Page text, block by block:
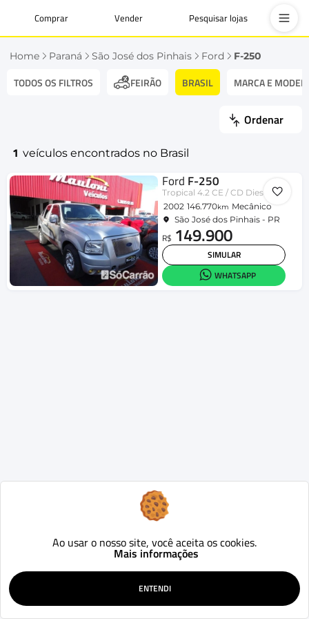
Comprar Vender Pesquisar lojas
Home Paraná São José dos Pinhais Ford F-250
TODOS OS FILTROS FEIRÃO BRASIL MARCA E
Ordenar
1 veículos encontrados no Brasil
Ford F-250
Tropical 4.2 CE / CD Diesel TB
2002 146.770km Mecânico
São José dos Pinhais - PR
R$ 149.900
SIMULAR
WHATSAPP
Ao usar o nosso site, você aceita os cookies.
Mais informações
ENTENDI